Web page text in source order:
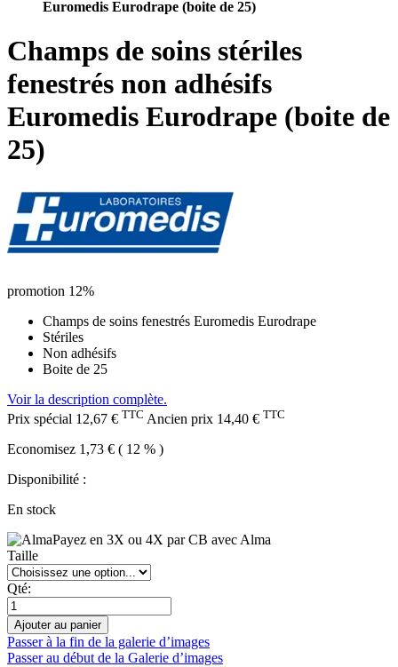
Euromedis Eurodrape (boite de 25)
Champs de soins stériles
fenestrés non adhésifs
Euromedis Eurodrape (boite de
25)
promotion 12%
Champs de soins fenestrés Euromedis Eurodrape
Stériles
Non adhésifs
Boite de 25
Voir la description complète.
Prix spécial 12,67 € TTC Ancien prix 14,40 € TTC
Economisez 1,73 € ( 12 % )
Disponibilité :
En stock
Payez en 3X ou 4X par CB avec Alma
Taille
Qté:
Ajouter au panier
Passer à la fin de la galerie d’images
Passer au début de la Galerie d’images